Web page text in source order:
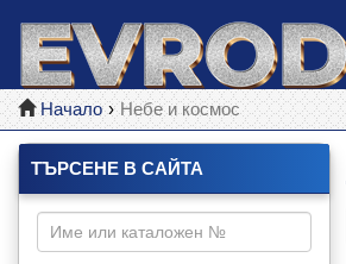
Начало Небе и космос
ТЪРСЕНЕ В САЙТА